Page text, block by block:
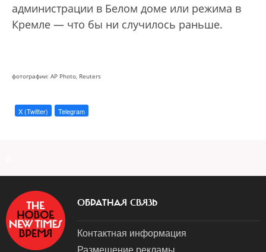
администрации в Белом доме или режима в
Кремле — что бы ни случилось раньше.
фотографии: AP Photo, Reuters
X (Twitter) Telegram
ОБРАТНАЯ СВЯЗЬ
Контактная информация
Размещение рекламы